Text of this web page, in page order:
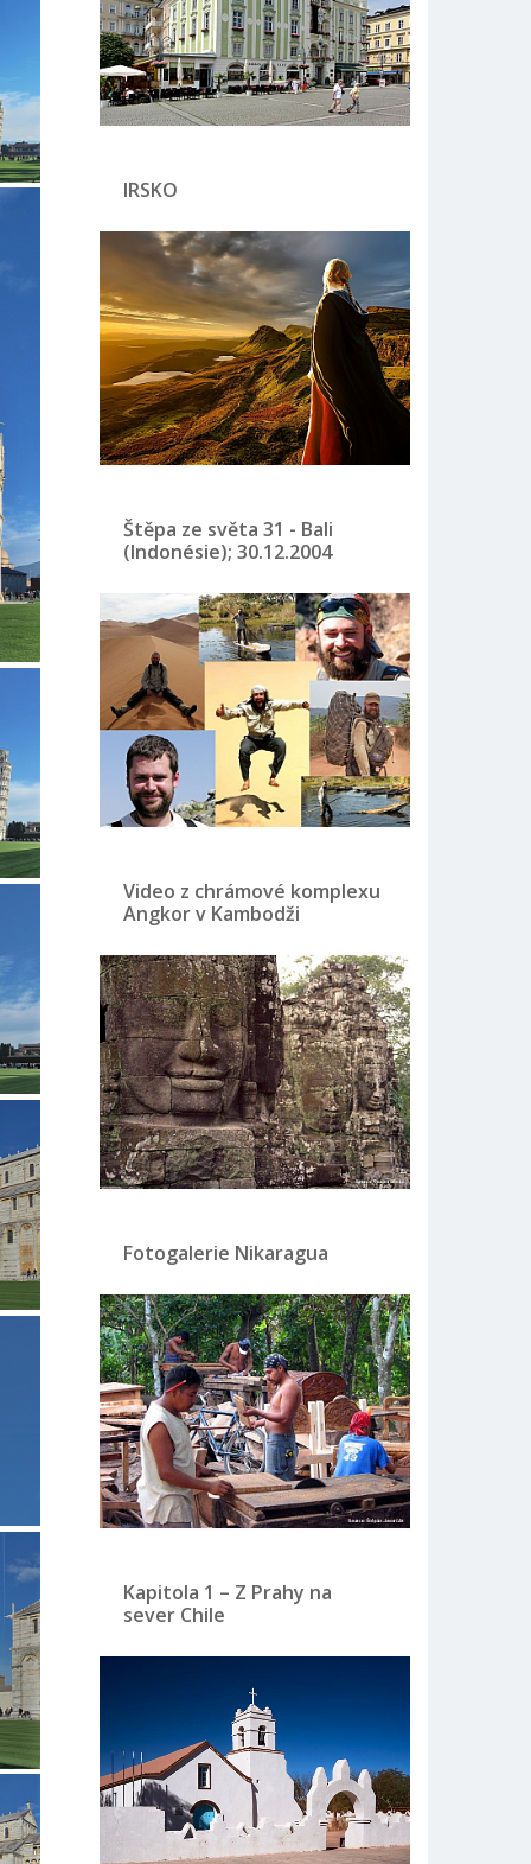
IRSKO
Štěpa ze světa 31 - Bali
(Indonésie); 30.12.2004
Video z chrámové komplexu
Angkor v Kambodži
Fotogalerie Nikaragua
Kapitola 1 – Z Prahy na
sever Chile